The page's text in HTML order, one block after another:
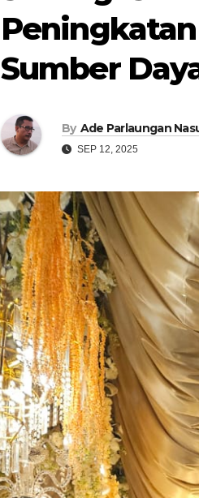
Sumber
By Ade Parlaungan
SEP 12, 2025